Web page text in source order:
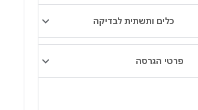
כלים ותשתית לבדיקה
פרטי הגרסה